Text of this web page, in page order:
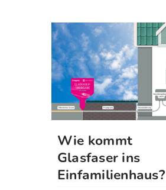
Wie kommt
Glasfaser ins
Einfamilienhaus?